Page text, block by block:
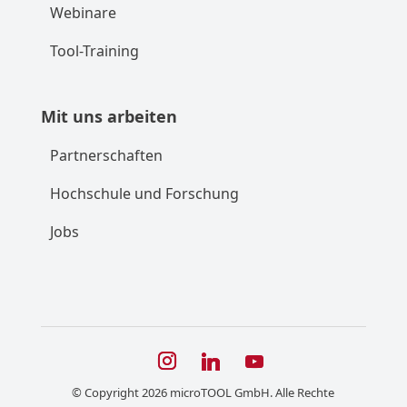
Webinare
Tool-Training
Mit uns arbeiten
Partnerschaften
Hochschule und Forschung
Jobs
© Copyright 2026 microTOOL GmbH. Alle Rechte